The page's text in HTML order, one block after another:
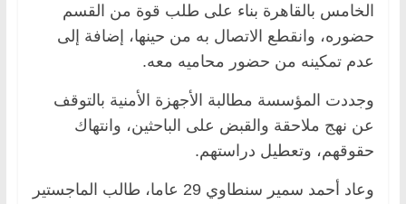
الخامس بالقاهرة بناء على طلب قوة من القسم
حضوره، وانقطع الاتصال به من حينها، إضافة إلى
عدم تمكينه من حضور محاميه معه.
وجددت المؤسسة مطالبة الأجهزة الأمنية بالتوقف
عن نهج ملاحقة والقبض على الباحثين، وانتهاك
حقوقهم، وتعطيل دراستهم.
وعاد أحمد سمير سنطاوي 29 عاما، طالب الماجستير